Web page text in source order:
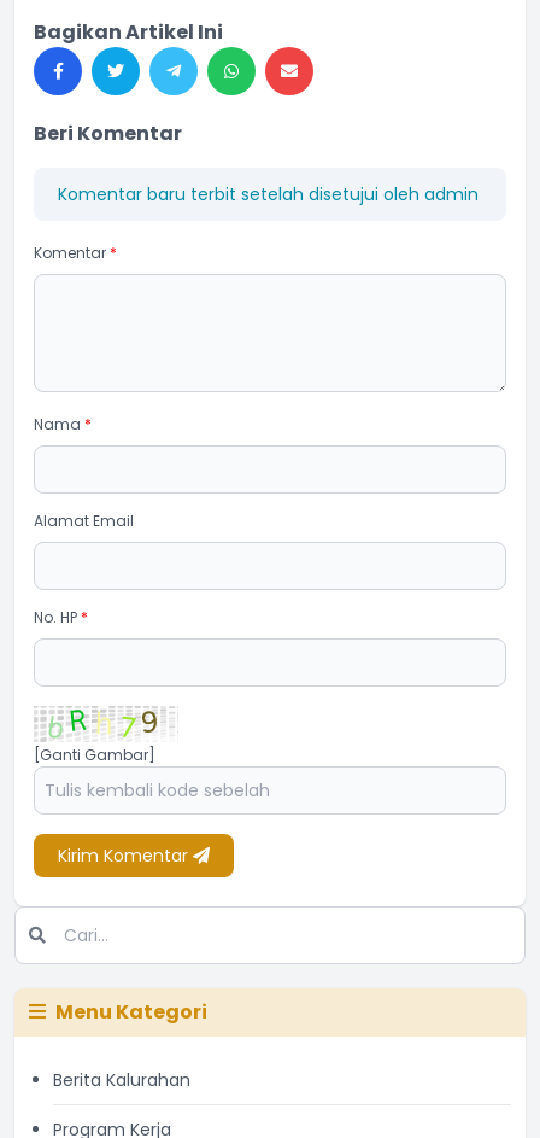
Bagikan Artikel Ini
Beri Komentar
Komentar baru terbit setelah disetujui oleh admin
Komentar *
Nama *
Alamat Email
No. HP *
[Ganti Gambar]
Kirim Komentar
Menu Kategori
Berita Kalurahan
Program Kerja